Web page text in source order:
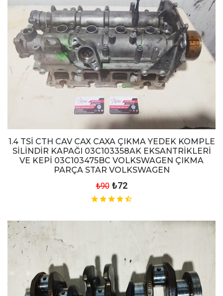
1.4 TSİ CTH CAV CAX CAXA ÇIKMA YEDEK KOMPLE
SİLİNDİR KAPAĞI 03C103358AK EKSANTRİKLERİ
VE KEPİ 03C103475BC VOLKSWAGEN ÇIKMA
PARÇA STAR VOLKSWAGEN
₺90 ₺72